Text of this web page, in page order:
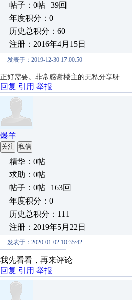
帖子：0帖 | 39回
年度积分：0
历史总积分：60
注册：2016年4月15日
发表于：2019-12-30 17:00:50
正好需要。非常感谢楼主的无私分享呀
回复 引用 举报
爆羊
关注 私信
精华：0帖
求助：0帖
帖子：0帖 | 163回
年度积分：0
历史总积分：111
注册：2019年5月22日
发表于：2020-01-02 10:35:42
我先看看，再来评论
回复 引用 举报